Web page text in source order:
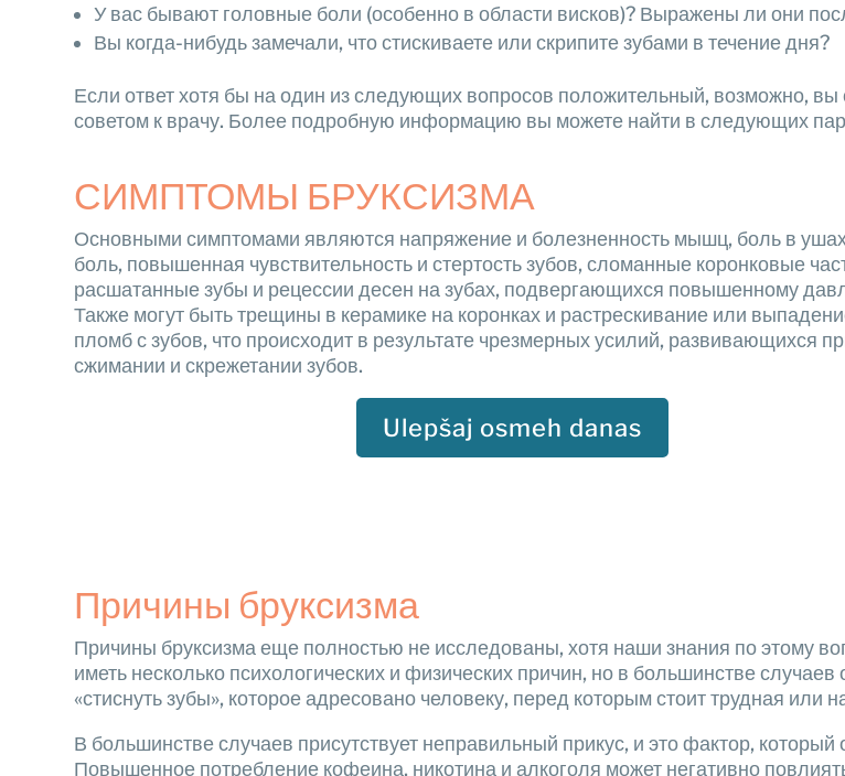
У вас бывают головные боли (особенно в области висков)? Выражены ли они
Вы когда-нибудь замечали, что стискиваете или скрипите зубами в течение дня?
Если ответ хотя бы на один из следующих вопросов положительный, возможно, вы
советом к врачу. Более подробную информацию вы можете найти в следующих
СИМПТОМЫ БРУКСИЗМА
Основными симптомами являются напряжение и болезненность мышц, боль в
боль, повышенная чувствительность и стертость зубов, сломанные коронковые
расшатанные зубы и рецессии десен на зубах, подвергающихся повышенному
Также могут быть трещины в керамике на коронках и растрескивание или
пломб с зубов, что происходит в результате чрезмерных усилий, развивающихся
сжимании и скрежетании зубов.
Ulepšaj osmeh danas
Причины бруксизма
Причины бруксизма еще полностью не исследованы, хотя наши знания по этому
иметь несколько психологических и физических причин, но в большинстве
«стиснуть зубы», которое адресовано человеку, перед которым стоит трудная или
В большинстве случаев присутствует неправильный прикус, и это фактор,
Повышенное потребление кофеина, никотина и алкоголя может негативно